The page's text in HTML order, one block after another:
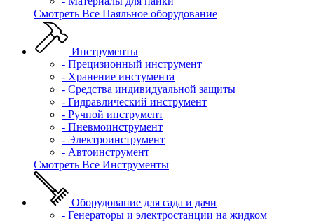
Смотреть Все Паяльное оборудование
Инструменты
- Прецизионный инструмент
- Хранение инстумента
- Средства индивидуальной защиты
- Гидравлический инструмент
- Ручной инструмент
- Пневмоинструмент
- Электроинструмент
- Автоинструмент
Смотреть Все Инструменты
Оборудование для сада и дачи
- Генераторы и электростанции на жидком